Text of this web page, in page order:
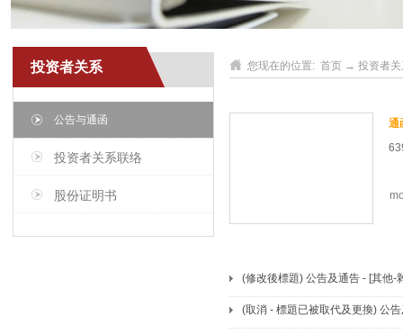
投资者关系
公告与通函
投资者关系联络
股份证明书
您现在的位置: 首页 → 投资者
(修改後標題) 公告及通告 - [其他-
(取消 - 標題已被取代及更換) 公